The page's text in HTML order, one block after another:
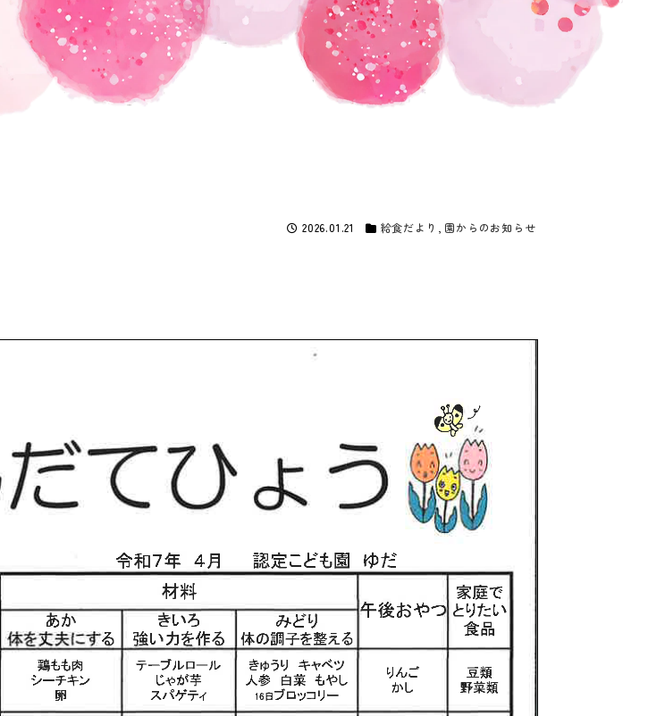
2026.01.21 給食だより 園からのお知らせ